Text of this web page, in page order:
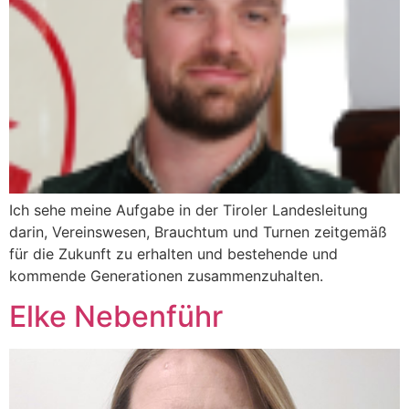
Ich sehe meine Aufgabe in der Tiroler Landesleitung
darin, Vereinswesen, Brauchtum und Turnen zeitgemäß
für die Zukunft zu erhalten und bestehende und
kommende Generationen zusammenzuhalten.
Elke Nebenführ